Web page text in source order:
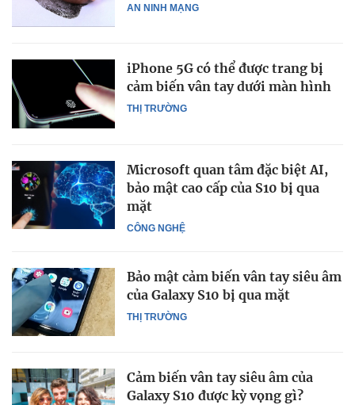
AN NINH MẠNG
THỊ TRƯỜNG
iPhone 5G có thể được trang bị
cảm biến vân tay dưới màn hình
CÔNG NGHỆ
Microsoft quan tâm đặc biệt AI,
bảo mật cao cấp của S10 bị qua
mặt
THỊ TRƯỜNG
Bảo mật cảm biến vân tay siêu âm
của Galaxy S10 bị qua mặt
Cảm biến vân tay siêu âm của
Galaxy S10 được kỳ vọng gì?